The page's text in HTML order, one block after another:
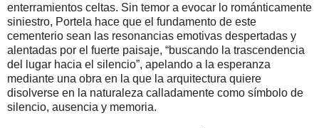
enterramientos celtas. Sin temor a evocar lo románticamente
siniestro, Portela hace que el fundamento de este
cementerio sean las resonancias emotivas despertadas y
alentadas por el fuerte paisaje, “buscando la trascendencia
del lugar hacia el silencio”, apelando a la esperanza
mediante una obra en la que la arquitectura quiere
disolverse en la naturaleza calladamente como símbolo de
silencio, ausencia y memoria.